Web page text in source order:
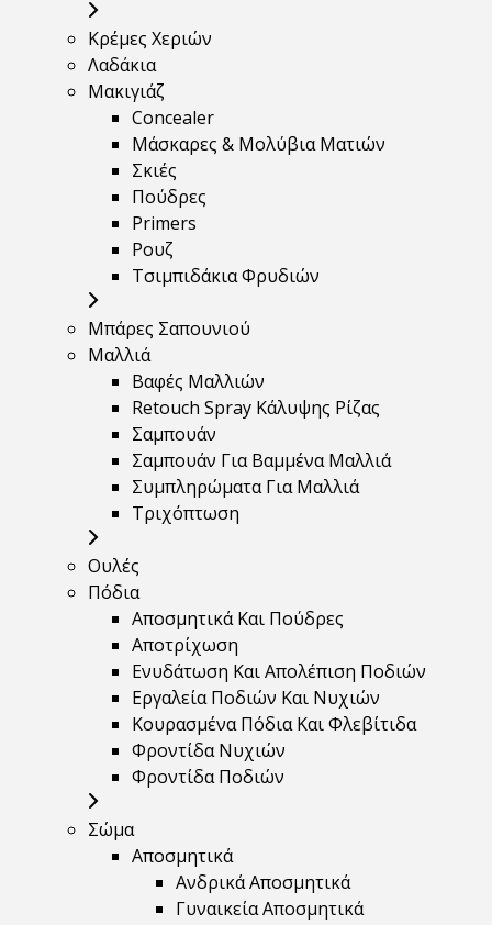
Κρέμες Χεριών
Λαδάκια
Μακιγιάζ
Concealer
Μάσκαρες & Μολύβια Ματιών
Σκιές
Πούδρες
Primers
Ρουζ
Τσιμπιδάκια Φρυδιών
Μπάρες Σαπουνιού
Μαλλιά
Βαφές Μαλλιών
Retouch Spray Κάλυψης Ρίζας
Σαμπουάν
Σαμπουάν Για Βαμμένα Μαλλιά
Συμπληρώματα Για Μαλλιά
Τριχόπτωση
Ουλές
Πόδια
Αποσμητικά Και Πούδρες
Αποτρίχωση
Ενυδάτωση Και Απολέπιση Ποδιών
Εργαλεία Ποδιών Και Νυχιών
Κουρασμένα Πόδια Και Φλεβίτιδα
Φροντίδα Νυχιών
Φροντίδα Ποδιών
Σώμα
Αποσμητικά
Ανδρικά Αποσμητικά
Γυναικεία Αποσμητικά